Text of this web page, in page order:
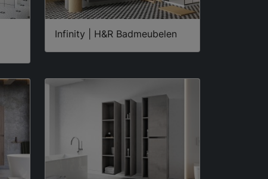
Infinity | H&R Badmeubelen